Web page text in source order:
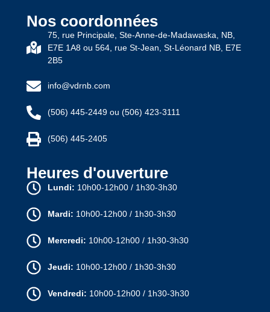
Nos coordonnées
75, rue Principale, Ste-Anne-de-Madawaska, NB,
E7E 1A8 ou 564, rue St-Jean, St-Léonard NB, E7E
2B5
info@vdrnb.com
(506) 445-2449 ou (506) 423-3111
(506) 445-2405
Heures d'ouverture
Lundi: 10h00-12h00 / 1h30-3h30
Mardi: 10h00-12h00 / 1h30-3h30
Mercredi: 10h00-12h00 / 1h30-3h30
Jeudi: 10h00-12h00 / 1h30-3h30
Vendredi: 10h00-12h00 / 1h30-3h30